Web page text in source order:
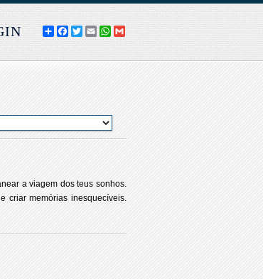
COMPARTILHE
FACEBOOK
TWITTER
EMAIL
WHATSAPP
GMAIL
a viagem dos teus sonhos.
criar memórias inesquecíveis.